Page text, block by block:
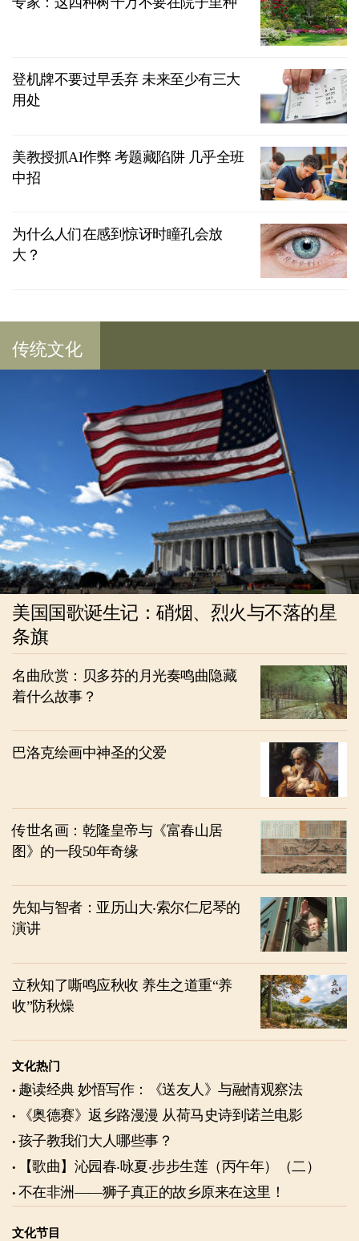
登机牌不要过早丢弃 未来至少有三大
用处
美教授抓AI作弊 考题藏陷阱 几乎全班
中招
为什么人们在感到惊讶时瞳孔会放
大？
传统文化
美国国歌诞生记：硝烟、烈火与不落的星
条旗
名曲欣赏：贝多芬的月光奏鸣曲隐藏
着什么故事？
巴洛克绘画中神圣的父爱
传世名画：乾隆皇帝与《富春山居
图》的一段50年奇缘
先知与智者：亚历山大‧索尔仁尼琴的
演讲
立秋知了嘶鸣应秋收 养生之道重“养
收”防秋燥
文化热门
趣读经典 妙悟写作：《送友人》与融情观察法
《奥德赛》返乡路漫漫 从荷马史诗到诺兰电影
孩子教我们大人哪些事？
【歌曲】沁园春‧咏夏‧步步生莲（丙午年）（二）
不在非洲——狮子真正的故乡原来在这里！
文化节目